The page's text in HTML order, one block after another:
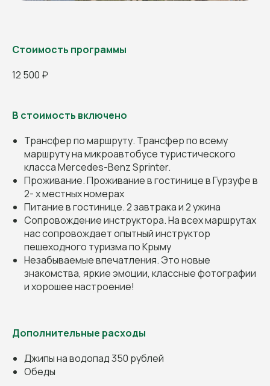
Стоимость программы
12 500 ₽
В стоимость включено
Трансфер по маршруту. Трансфер по всему
маршруту на микроавтобусе туристического
класса Mercedes-Benz Sprinter.
Проживание. Проживание в гостинице в Гурзуфе в
2- х местных номерах
Питание в гостинице. 2 завтрака и 2 ужина
Сопровождение инструктора. На всех маршрутах
нас сопровождает опытный инструктор
пешеходного туризма по Крыму
Незабываемые впечатления. Это новые
знакомства, яркие эмоции, классные фотографии
и хорошее настроение!
Дополнительные расходы
Джипы на водопад 350 рублей
Обеды
Программа, порядок проведения и тайминг похода/
тура могут быть изменены в зависимости
от погодных условий, пробок на дороге, опасности
для жизни и здоровья туристов, уровня подготовки
группы! Ваше участие в походе/туре означает
согласие выполнять указания инструктора
и соблюдатьнаши правила